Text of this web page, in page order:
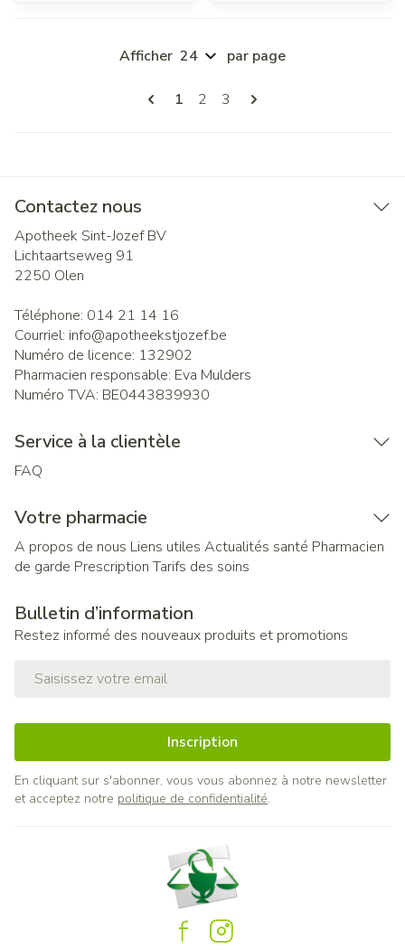
Pages
Vous lisez actuellement la page
1 Page
2 Page
3
Afficher par page
Contactez nous
Apotheek Sint-Jozef BV
Lichtaartseweg 91
2250 Olen
Téléphone: 014 21 14 16
Courriel: info@apotheekstjozef.be
Numéro de licence: 132902
Pharmacien responsable: Eva Mulders
Numéro TVA: BE0443839930
Service à la clientèle
FAQ
Votre pharmacie
A propos de nous Liens utiles Actualités santé Pharmacien
de garde Prescription Tarifs des soins
Bulletin d’information
Restez informé des nouveaux produits et promotions
Inscription
En cliquant sur s'abonner, vous vous abonnez à notre newsletter
et acceptez notre politique de confidentialité.